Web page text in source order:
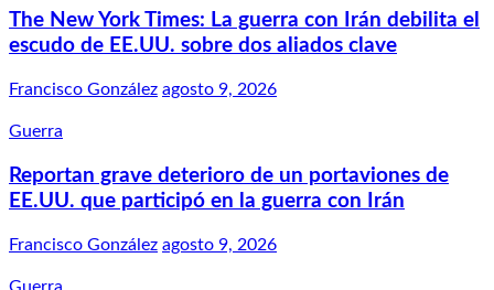
The New York Times: La guerra con Irán debilita el
escudo de EE.UU. sobre dos aliados clave
Francisco González agosto 9, 2026
Guerra
Reportan grave deterioro de un portaviones de
EE.UU. que participó en la guerra con Irán
Francisco González agosto 9, 2026
Guerra